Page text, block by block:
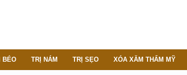
BÉO TRỊ NÁM TRỊ SẸO XÓA XĂM THẨM MỸ